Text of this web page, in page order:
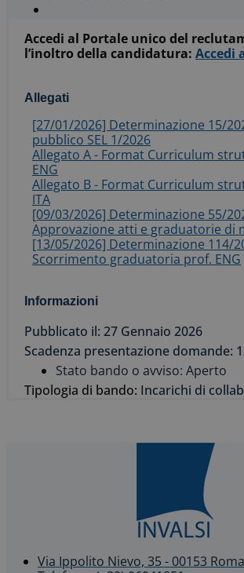
Accedi al Portale unico del
l’inoltro della candidatura: Accedi
Allegati
[27/01/2026] Determinazione 15/
pubblico SEL 1/2026
Allegato A - Format Curriculum
ENG
Allegato B - Format Curriculum
ITA
[09/03/2026] Determinazione 55/
Approvazione atti e graduatorie di
[13/05/2026] Determinazione 114/
Scorrimento graduatoria prof. ENG
Informazioni
Pubblicato il: 27 Gennaio 2026
Scadenza presentazione domande:
Stato bando o avviso: Aperto
Tipologia di bando: Incarichi di
Via Ippolito Nievo, 35 - 00153 Roma